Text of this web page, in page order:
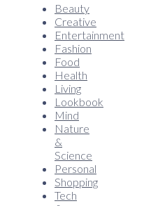
Beauty
Creative
Entertainment
Fashion
Food
Health
Living
Lookbook
Mind
Nature
&
Science
Personal
Shopping
Tech